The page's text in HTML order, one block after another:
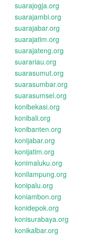
suarajogja.org
suarajambi.org
suarajabar.org
suarajatim.org
suarajateng.org
suarariau.org
suarasumut.org
suarasumbar.org
suarasumsel.org
konibekasi.org
konibali.org
konibanten.org
konijabar.org
konijatim.org
konimaluku.org
konilampung.org
konipalu.org
koniambon.org
konidepok.org
konisurabaya.org
konikalbar.org